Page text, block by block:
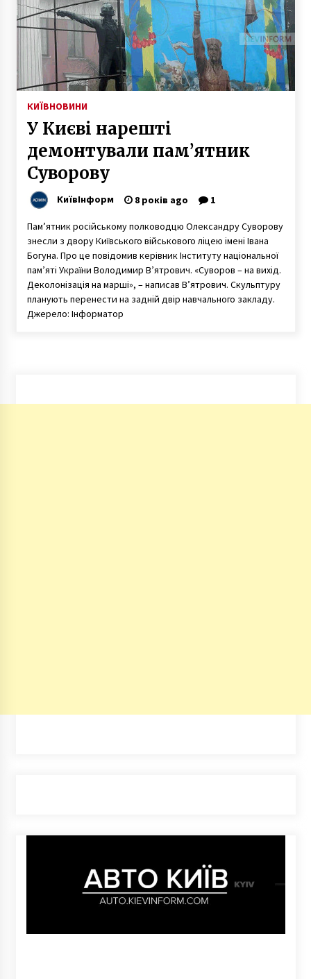
КИЇВНОВИНИ
У Києві нарешті
демонтували пам’ятник
Суворову
КиївІнформ 8 років ago 1
Пам’ятник російському полководцю Олександру Суворову
знесли з двору Київського військового ліцею імені Івана
Богуна. Про це повідомив керівник Інституту національної
пам’яті України Володимир В’ятрович. «Суворов – на вихід.
Деколонізація на марші», – написав В’ятрович. Скульптуру
планують перенести на задній двір навчального закладу.
Джерело: Інформатор